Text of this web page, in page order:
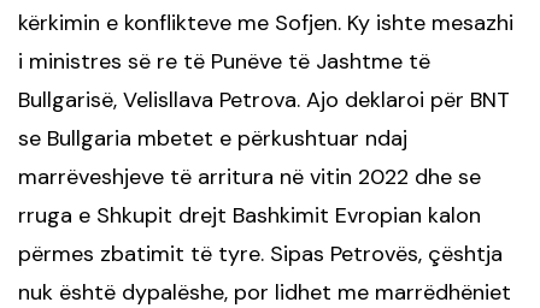
kërkimin e konflikteve me Sofjen. Ky ishte mesazhi
i ministres së re të Punëve të Jashtme të
Bullgarisë, Velisllava Petrova. Ajo deklaroi për BNT
se Bullgaria mbetet e përkushtuar ndaj
marrëveshjeve të arritura në vitin 2022 dhe se
rruga e Shkupit drejt Bashkimit Evropian kalon
përmes zbatimit të tyre. Sipas Petrovës, çështja
nuk është dypalëshe, por lidhet me marrëdhëniet